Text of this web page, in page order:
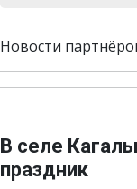
Новости
В селе
праздник